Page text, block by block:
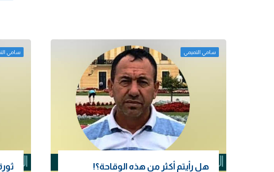
سامي التميمي
هل رأيتم أكثر من هذه الوقاحة؟!
سامي